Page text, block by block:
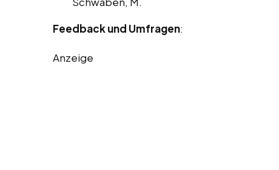
Feedback und Umfragen:
Anzeige